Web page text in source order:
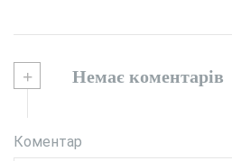
+ Немає коментарів
Коментар